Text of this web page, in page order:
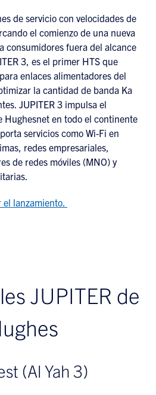
de servicio con velocidades de
el comienzo de una nueva
consumidores fuera del alcance
3, es el primer HTS que
enlaces alimentadores del
la cantidad de banda Ka
JUPITER 3 impulsa el
en todo el continente
servicios como Wi-Fi en
redes empresariales,
de redes móviles (MNO) y
lanzamiento.
JUPITER de
(Al Yah 3)